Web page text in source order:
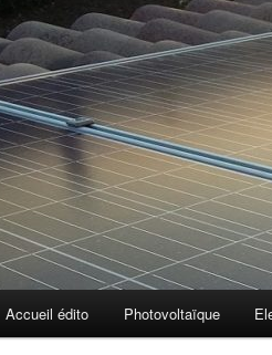
Accueil édito Photovoltaïque